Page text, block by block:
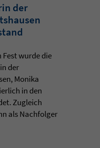
der
wurde die
der
Monika
in den
Zugleich
als Nachfolger